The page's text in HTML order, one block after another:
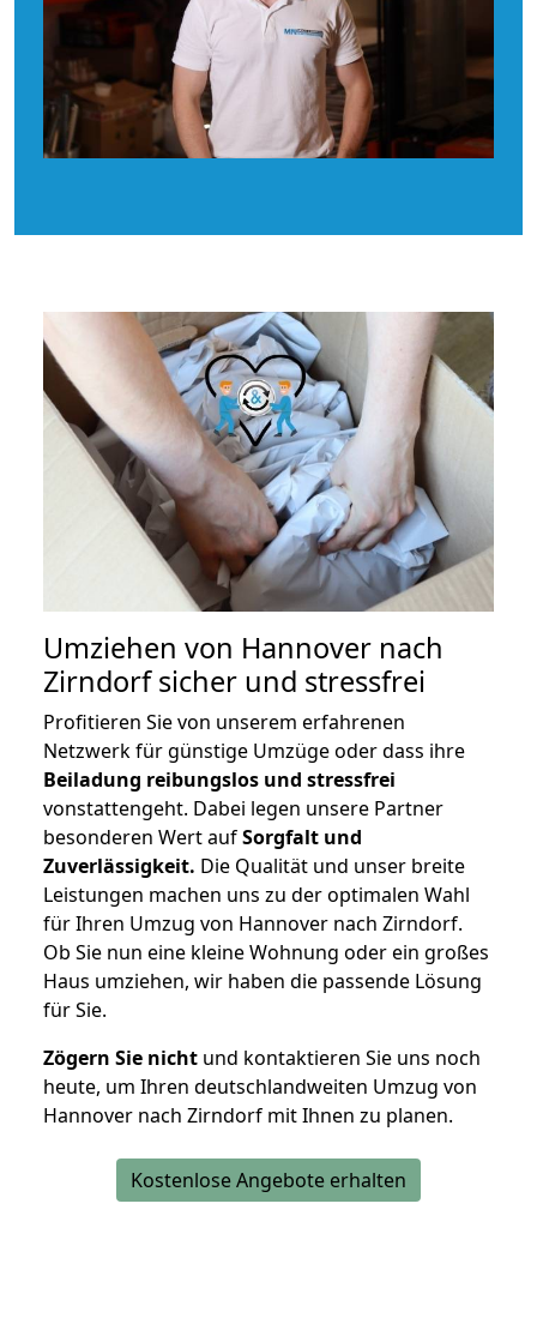
Umziehen von Hannover nach
Zirndorfsicher und stressfrei
Profitieren Sie von unserem erfahrenen
Netzwerk für günstige Umzüge oder dass ihre
Beiladung reibungslos und stressfrei
vonstattengeht. Dabei legen unsere Partner
besonderen Wert aufSorgfalt und
Zuverlässigkeit. Die Qualität und unser breite
Leistungen machen uns zu der optimalen Wahl
für Ihren Umzug von Hannover nach Zirndorf.
Ob Sie nun eine kleine Wohnung oder ein großes
Haus umziehen, wir haben die passende Lösung
für Sie.
Zögern Sie nicht und kontaktieren Sie uns noch
heute, um Ihren deutschlandweiten Umzug von
Hannover nach Zirndorf mit Ihnen zu planen.
Kostenlose Angebote erhalten